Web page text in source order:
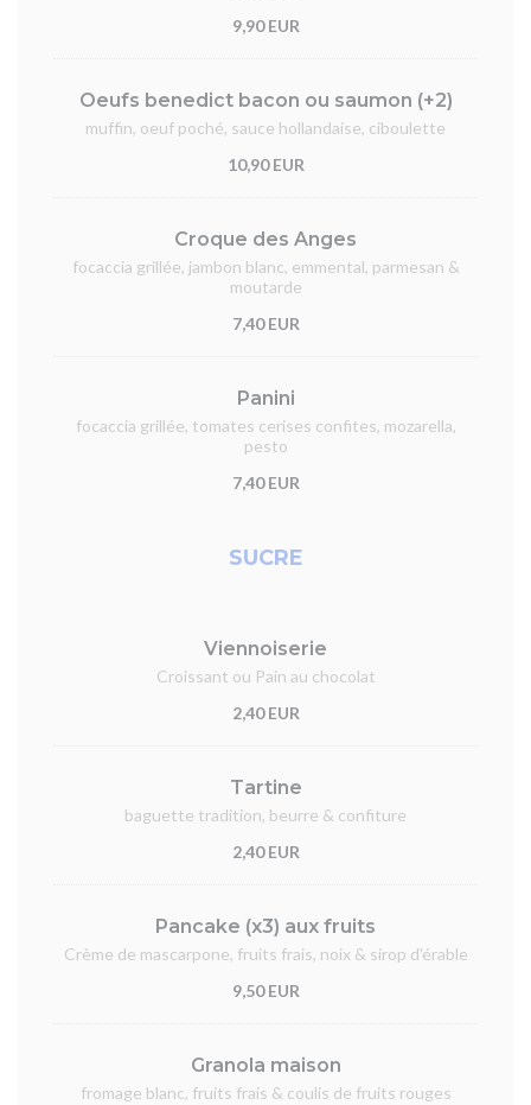
9,90 EUR
Oeufs benedict bacon ou saumon (+2)
muffin, oeuf poché, sauce hollandaise, ciboulette
10,90 EUR
Croque des Anges
focaccia grillée, jambon blanc, emmental, parmesan &
moutarde
7,40 EUR
Panini
focaccia grillée, tomates cerises confites, mozarella,
pesto
7,40 EUR
SUCRE
Viennoiserie
Croissant ou Pain au chocolat
2,40 EUR
Tartine
baguette tradition, beurre & confiture
2,40 EUR
Pancake (x3) aux fruits
Crème de mascarpone, fruits frais, noix & sirop d'érable
9,50 EUR
Granola maison
fromage blanc, fruits frais & coulis de fruits rouges